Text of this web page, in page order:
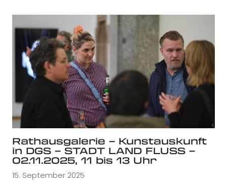
Rathausgalerie – Kunstauskunft
in DGS – STADT LAND FLUSS –
02.11.2025, 11 bis 13 Uhr
15. September 2025